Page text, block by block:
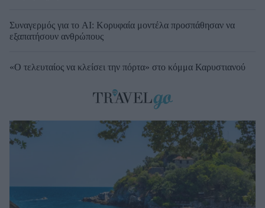
Συναγερμός για το AI: Κορυφαία μοντέλα προσπάθησαν να
εξαπατήσουν ανθρώπους
«Ο τελευταίος να κλείσει την πόρτα» στο κόμμα Καρυστιανού